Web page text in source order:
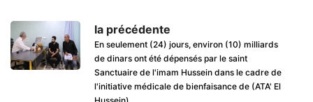
la précédente
En seulement (24) jours, environ (10) milliards
de dinars ont été dépensés par le saint
Sanctuaire de l'imam Hussein dans le cadre de
l'initiative médicale de bienfaisance de (ATA' El